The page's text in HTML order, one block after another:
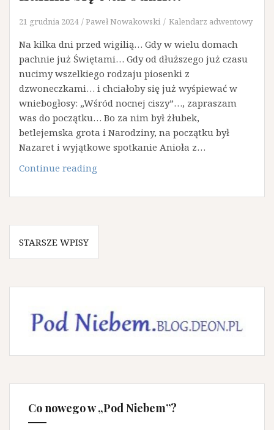
21 grudnia 2024 Paweł Nowakowski Kalendarz adwentowy
Na kilka dni przed wigilią… Gdy w wielu domach
pachnie już Świętami… Gdy od dłuższego już czasu
nucimy wszelkiego rodzaju piosenki z
dzwoneczkami… i chciałoby się już wyśpiewać w
wniebogłosy: „Wśród nocnej ciszy”…, zapraszam
was do początku… Bo za nim był żłubek,
betlejemska grota i Narodziny, na początku był
Nazaret i wyjątkowe spotkanie Anioła z…
Continue reading
Kalendarz:
się
Nawigacja
poSTARSZE WPISY
Co nowego w „Pod Niebem”?